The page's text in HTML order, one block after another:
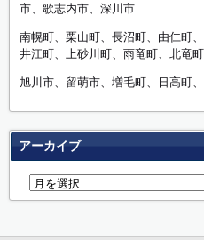
市、歌志内市、深川市
南幌町、栗山町、長沼町、由仁町
井江町、上砂川町、雨竜町、北竜
旭川市、留萌市、増毛町、日高町
アーカイブ